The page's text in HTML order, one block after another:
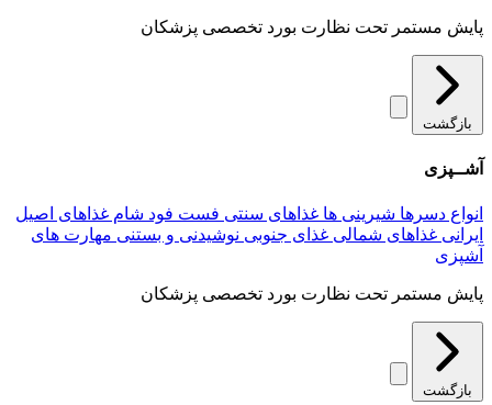
پایش مستمر تحت نظارت بورد تخصصی پزشکان
بازگشت
آشــپزی
انواع دسرها شیرینی ها غذاهای سنتی فست فود شام غذاهای اصیل
ایرانی غذاهای شمالی غذای جنوبی نوشیدنی و بستنی مهارت های
آشپزی
پایش مستمر تحت نظارت بورد تخصصی پزشکان
بازگشت